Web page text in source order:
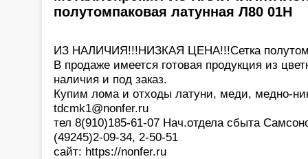
полутомпаковая латунная Л80 01Н
ИЗ НАЛИЧИЯ!!!НИЗКАЯ ЦЕНА!!!Сетка
В продаже имеется готовая продукция из
наличия и под заказ.
Купим лома и отходы латуни, меди, медно-
tdcmk1@nonfer.ru
тел 8(910)185-61-07 Нач.отдела сбыта
(49245)2-09-34, 2-50-51
сайт: https://nonfer.ru